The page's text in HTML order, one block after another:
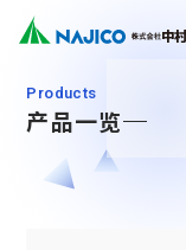
首页
产品一览
Products